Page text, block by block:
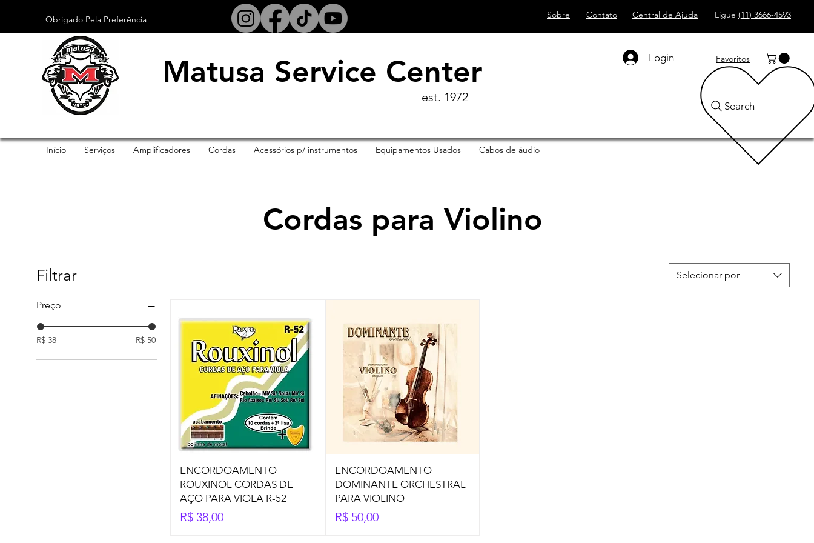
Obrigado Pela Preferência Sobre Contato Central de Ajuda Ligue (11) 3666-4593
Matusa Service Center
est. 1972
Login Favoritos
Search
Início Serviços Amplificadores Cordas Acessórios p/ instrumentos Equipamentos Usados Cabos de áudio
Cordas para Violino
Filtrar
Preço
R$ 38 R$ 50
Selecionar por
ENCORDOAMENTO
ROUXINOL CORDAS DE
AÇO PARA VIOLA R-52
Preço
R$ 38,00
ENCORDOAMENTO
DOMINANTE ORCHESTRAL
PARA VIOLINO
Preço
R$ 50,00